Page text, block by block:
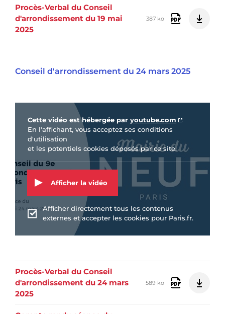
Procès-Verbal du Conseil
d'arrondissement du 19 mai
2025
387 ko
Conseil d'arrondissement du 24 mars 2025
Cette vidéo est hébergée par youtube.com
En l'affichant, vous acceptez ses conditions
d'utilisation
et les potentiels cookies déposés par ce site.
Afficher la vidéo
Afficher directement tous les contenus
externes et accepter les cookies pour Paris.fr.
Procès-Verbal du Conseil
d'arrondissement du 24 mars
2025
589 ko